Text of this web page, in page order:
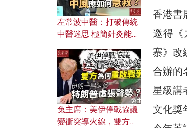
香港書
邀得《
寨》改
合辦的
星級講
文化獎
左常波中醫：打破傳統
中醫迷思 極簡針灸能治
何急救？
兔主席：美伊停戰協議
變衝突導火線，雙方為